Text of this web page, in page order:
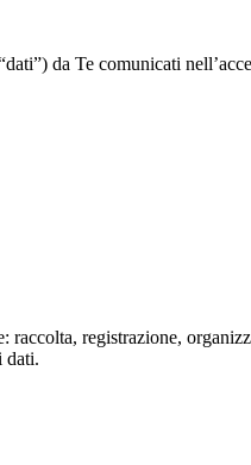
da Te comunicati
registrazione,
dati.